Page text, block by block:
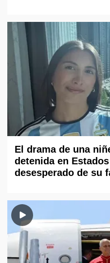
El drama de una
detenida en
desesperado de su